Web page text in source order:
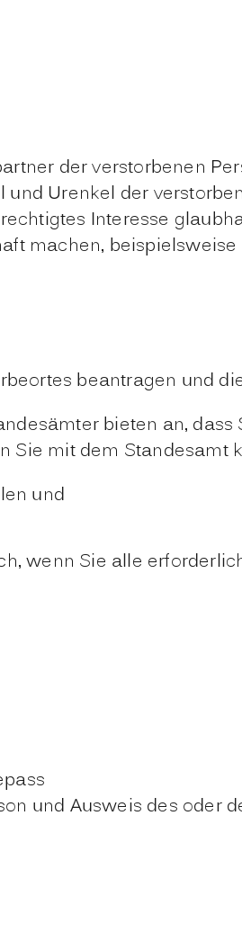
der verstorbenen
Urenkel der
Interesse
machen,
beantragen und
bieten an,
Sie mit dem Standesamt
und
wenn Sie alle
und Ausweis des oder